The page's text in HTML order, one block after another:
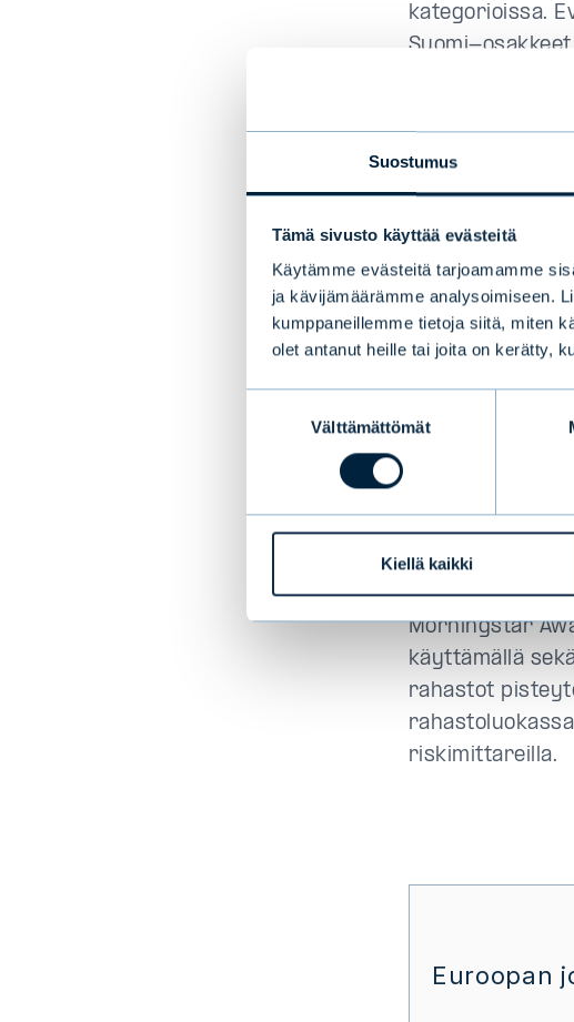
Suostumus
Tämä sivusto käyttää evästeitä
Käytämme evästeitä tarjoamamme
ja kävijämäärämme analysoimiseen.
kumppaneillemme tietoja siitä, miten
olet antanut heille tai joita on kerätty,
Välttämättömät
Kiellä kaikki
kategorioissa.
Suomi-
Johtava
Vuonna 2023
Evli-
yhteenlaskettu
Suomessa
Ruotsissa ja
varainhoitajana
Morningstar
käyttämällä
rahastot
riskimittareilla.
Euroopan